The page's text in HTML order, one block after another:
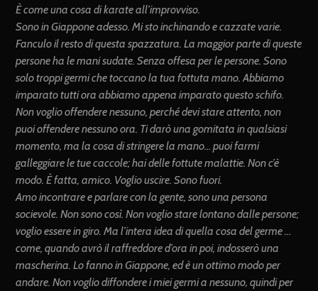
È come una cosa di karate all’improvviso.
Sono in Giappone adesso. Mi sto inchinando e cazzate varie.
Fanculo il resto di questa spazzatura. La maggior parte di queste
persone ha le mani sudate. Senza offesa per le persone. Sono
solo troppi germi che toccano la tua fottuta mano. Abbiamo
imparato tutti ora abbiamo appena imparato questo schifo.
Non voglio offendere nessuno, perché devi stare attento, non
puoi offendere nessuno ora. Ti darò una gomitata in qualsiasi
momento, ma la cosa di stringere la mano… puoi farmi
galleggiare le tue caccole; hai delle fottute malattie. Non c’è
modo. È fatta, amico. Voglio uscire. Sono fuori.
Amo incontrare e parlare con la gente, sono una persona
socievole. Non sono così. Non voglio stare lontano dalle persone;
voglio essere in giro. Ma l’intera idea di quella cosa del germe …
come, quando avrò il raffreddore d’ora in poi, indosserò una
mascherina. Lo fanno in Giappone, ed è un ottimo modo per
andare. Non voglio diffondere i miei germi a nessuno, quindi per